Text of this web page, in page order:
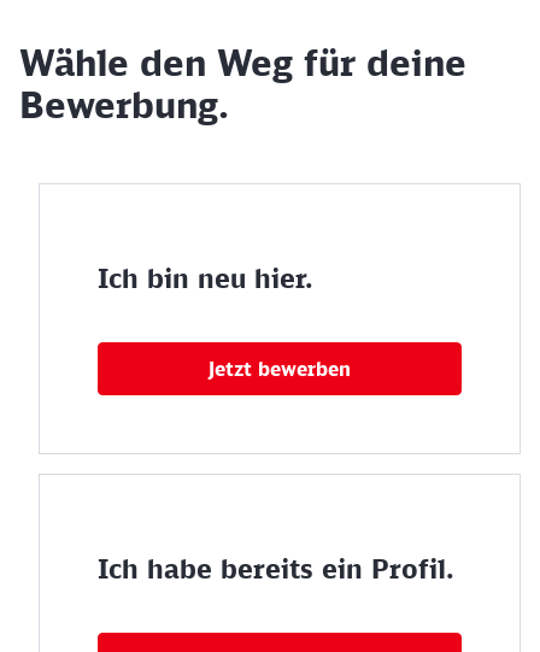
Wähle den Weg für deine
Bewerbung.
Ich bin neu hier.
Jetzt bewerben
Ich habe bereits ein Profil.